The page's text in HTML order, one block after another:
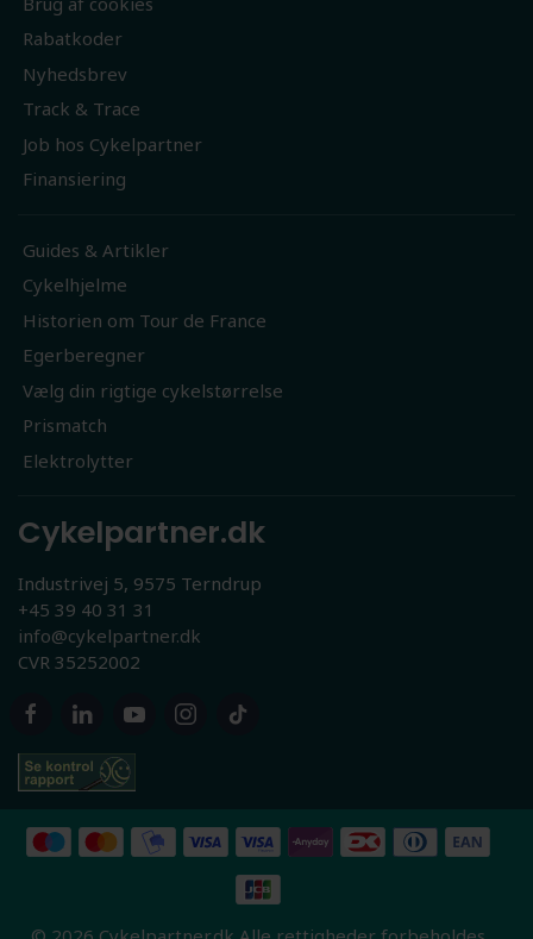
Rabatkoder
Nyhedsbrev
Track & Trace
Job hos Cykelpartner
Finansiering
Guides & Artikler
Cykelhjelme
Historien om Tour de France
Egerberegner
Vælg din rigtige cykelstørrelse
Prismatch
Elektrolytter
Cykelpartner.dk
Industrivej 5, 9575 Terndrup
+45 39 40 31 31
info@cykelpartner.dk
CVR 35252002